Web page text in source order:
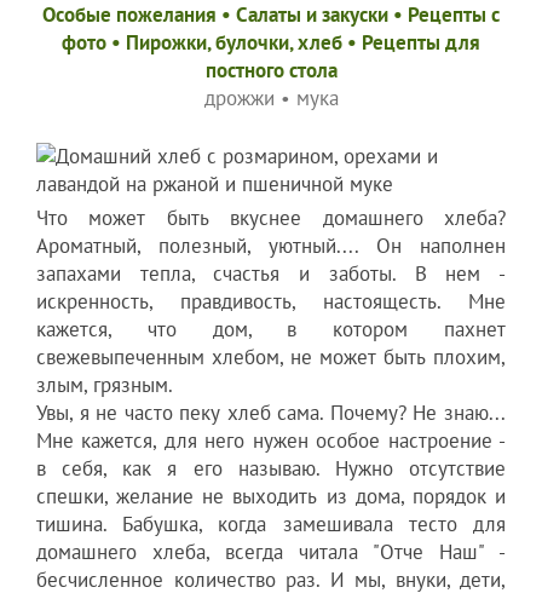
Особые пожелания • Салаты и закуски • Рецепты c
фото • Пирожки, булочки, хлеб • Рецепты для
постного стола
дрожжи • мука
Что может быть вкуснее домашнего хлеба?
Ароматный, полезный, уютный.... Он наполнен
запахами тепла, счастья и заботы. В нем -
искренность, правдивость, настоящесть. Мне
кажется, что дом, в котором пахнет
свежевыпеченным хлебом, не может быть плохим,
злым, грязным.
Увы, я не часто пеку хлеб сама. Почему? Не знаю...
Мне кажется, для него нужен особое настроение -
в себя, как я его называю. Нужно отсутствие
спешки, желание не выходить из дома, порядок и
тишина. Бабушка, когда замешивала тесто для
домашнего хлеба, всегда читала "Отче Наш" -
бесчисленное количество раз. И мы, внуки, дети,